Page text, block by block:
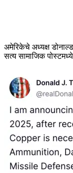
अमेरिकेचे अध्यक्ष
सत्य सामाजिक